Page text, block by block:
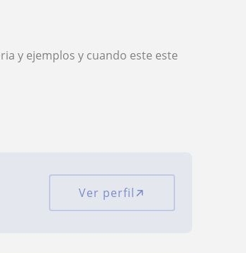
y ejemplos y cuando este este
Ver perfil